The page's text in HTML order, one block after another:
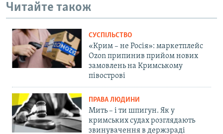
Читайте також
СУСПІЛЬСТВО
«Крим – не Росія»: маркетплейс
Ozon припинив прийом нових
замовлень на Кримському
півострові
ПРАВА ЛЮДИНИ
Мить – і ти шпигун. Як у
кримських судах розглядають
звинувачення в держзраді